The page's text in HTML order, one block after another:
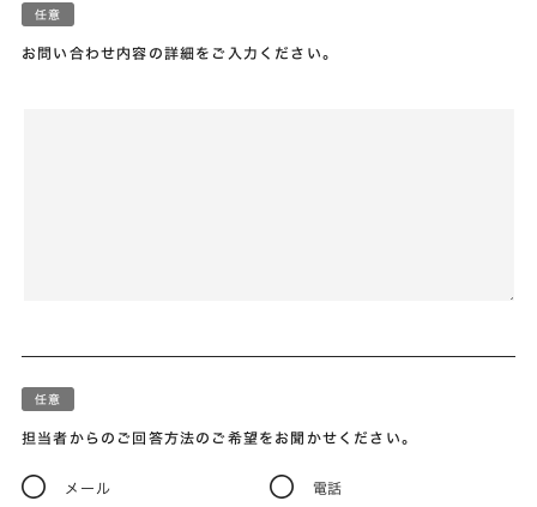
お問い合わせ内容の詳細をご入力ください。
担当者からのご回答方法のご希望をお聞かせください。
メール 電話